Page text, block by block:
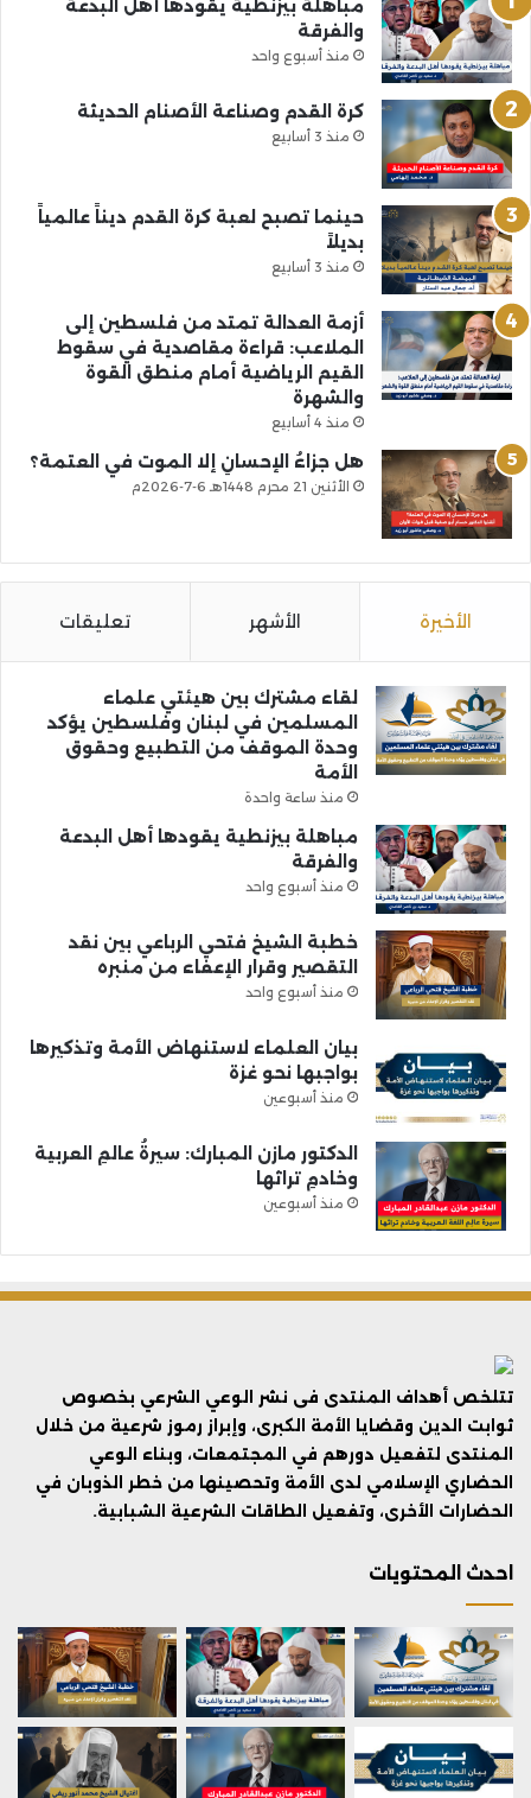
مباهلة بيزنطية يقودها أهل البدعة
والفرقة
منذ أسبوع واحد
كرة القدم وصناعة الأصنام الحديثة
منذ 3 أسابيع
حينما تصبح لعبة كرة القدم ديناً عالمياً
بديلاً
منذ 3 أسابيع
أزمة العدالة تمتد من فلسطين إلى
الملاعب: قراءة مقاصدية في سقوط
القيم الرياضية أمام منطق القوة
والشهرة
منذ 4 أسابيع
هل جزاءُ الإحسانِ إلا الموت في العتمة؟
الأثنين 21 محرم 1448هـ 6-7-2026م
الأخيرة الأشهر تعليقات
لقاء مشترك بين هيئتي علماء
المسلمين في لبنان وفلسطين يؤكد
وحدة الموقف من التطبيع وحقوق
الأمة
منذ ساعة واحدة
مباهلة بيزنطية يقودها أهل البدعة
والفرقة
منذ أسبوع واحد
خطبة الشيخ فتحي الرباعي بين نقد
التقصير وقرار الإعفاء من منبره
منذ أسبوع واحد
بيان العلماء لاستنهاض الأمة وتذكيرها
بواجبها نحو غزة
منذ أسبوعين
الدكتور مازن المبارك: سيرةُ عالمِ العربية
وخادمِ تراثها
منذ أسبوعين
تتلخص أهداف المنتدى فى نشر الوعي الشرعي بخصوص
ثوابت الدين وقضايا الأمة الكبرى، وإبراز رموز شرعية من خلال
المنتدى لتفعيل دورهم في المجتمعات، وبناء الوعي
الحضاري الإسلامي لدى الأمة وتحصينها من خطر الذوبان في
الحضارات الأخرى، وتفعيل الطاقات الشرعية الشبابية.
احدث المحتويات